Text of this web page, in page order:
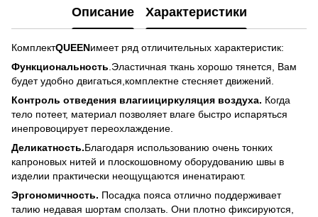
Описание Характеристики
КомплектQUEENимеет ряд отличительных характеристик:
Функциональность .Эластичная ткань хорошо тянется, Вам
будет удобно двигаться,комплектне стесняет движений.
Контроль отведения влагиициркуляция воздуха. Когда
тело потеет, материал позволяет влаге быстро испаряться
инепровоцирует переохлаждение.
Деликатность.Благодаря использованию очень тонких
капроновых нитей и плоскошовному оборудованию швы в
изделии практически неощущаются иненатирают.
Эргономичность. Посадка пояса отлично поддерживает
талию недавая шортам сползать. Они плотно фиксируются,